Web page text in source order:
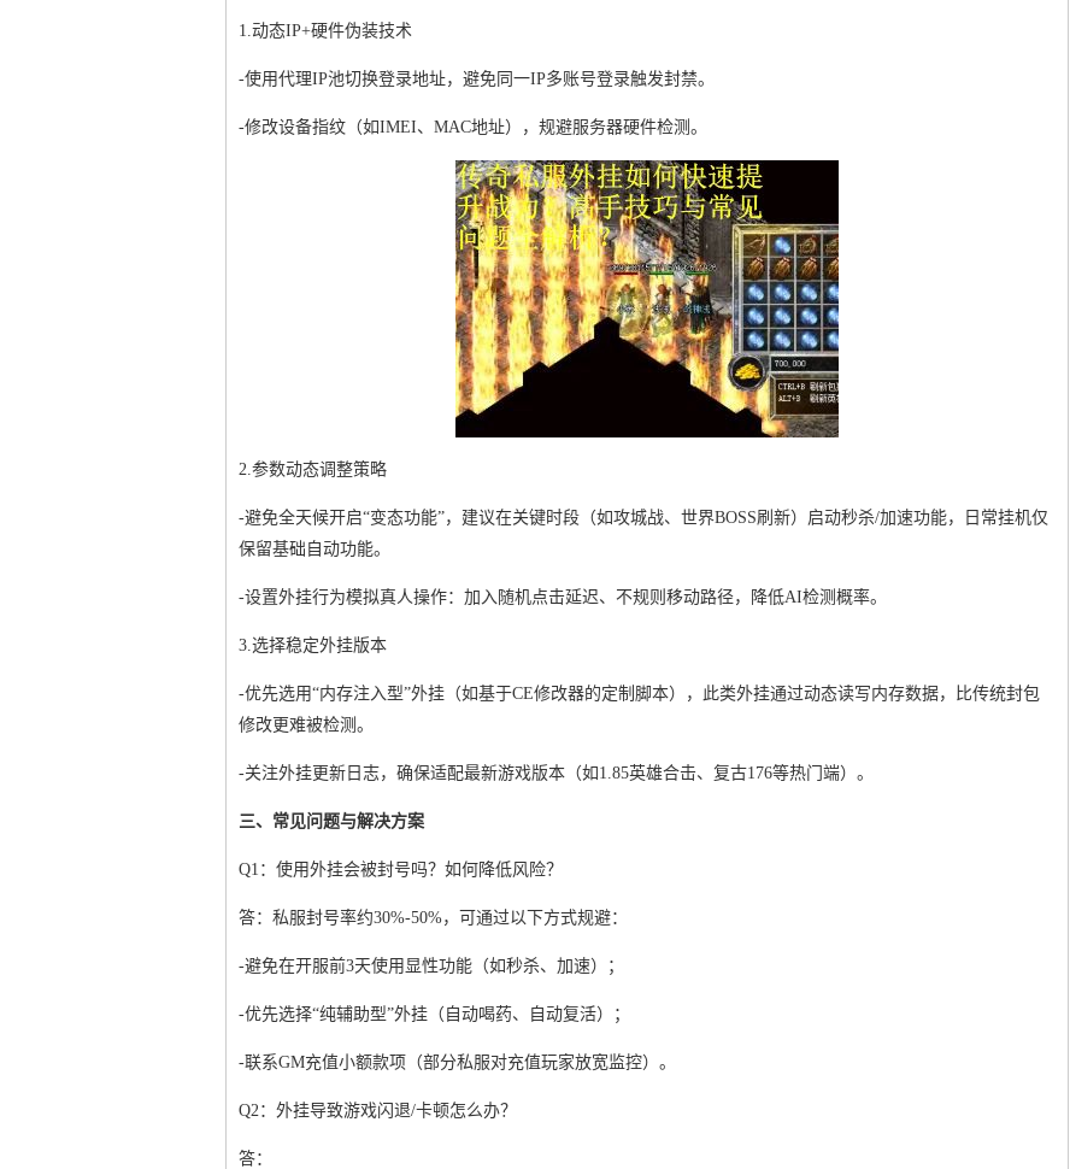
1.动态IP+硬件伪装技术
-使用代理IP池切换登录地址，避免同一IP多账号登录触发封禁。
-修改设备指纹（如IMEI、MAC地址），规避服务器硬件检测。
2.参数动态调整策略
-避免全天候开启“变态功能”，建议在关键时段（如攻城战、世界BOSS刷新）启动秒杀/加速功能，日常挂机仅
保留基础自动功能。
-设置外挂行为模拟真人操作：加入随机点击延迟、不规则移动路径，降低AI检测概率。
3.选择稳定外挂版本
-优先选用“内存注入型”外挂（如基于CE修改器的定制脚本），此类外挂通过动态读写内存数据，比传统封包
修改更难被检测。
-关注外挂更新日志，确保适配最新游戏版本（如1.85英雄合击、复古176等热门端）。
三、常见问题与解决方案
Q1：使用外挂会被封号吗？如何降低风险？
答：私服封号率约30%-50%，可通过以下方式规避：
-避免在开服前3天使用显性功能（如秒杀、加速）；
-优先选择“纯辅助型”外挂（自动喝药、自动复活）；
-联系GM充值小额款项（部分私服对充值玩家放宽监控）。
Q2：外挂导致游戏闪退/卡顿怎么办？
答：